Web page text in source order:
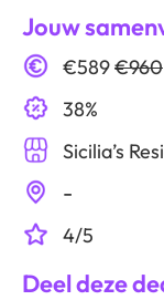
Jouw
€589€960
38%
Sicilia’s
-
4/5
Deel deze